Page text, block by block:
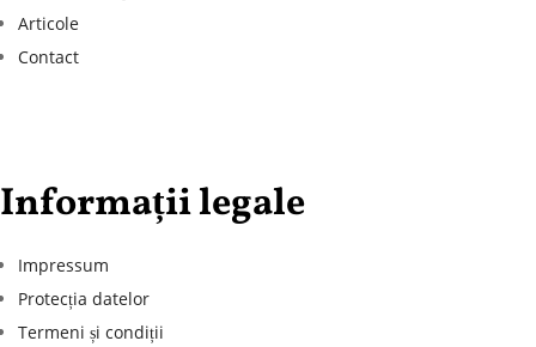
Articole
Contact
Informații legale
Impressum
Protecția datelor
Termeni și condiții